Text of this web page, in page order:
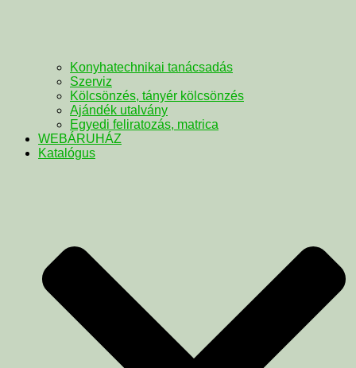
Konyhatechnikai tanácsadás
Szerviz
Kölcsönzés, tányér kölcsönzés
Ajándék utalvány
Egyedi feliratozás, matrica
WEBÁRUHÁZ
Katalógus